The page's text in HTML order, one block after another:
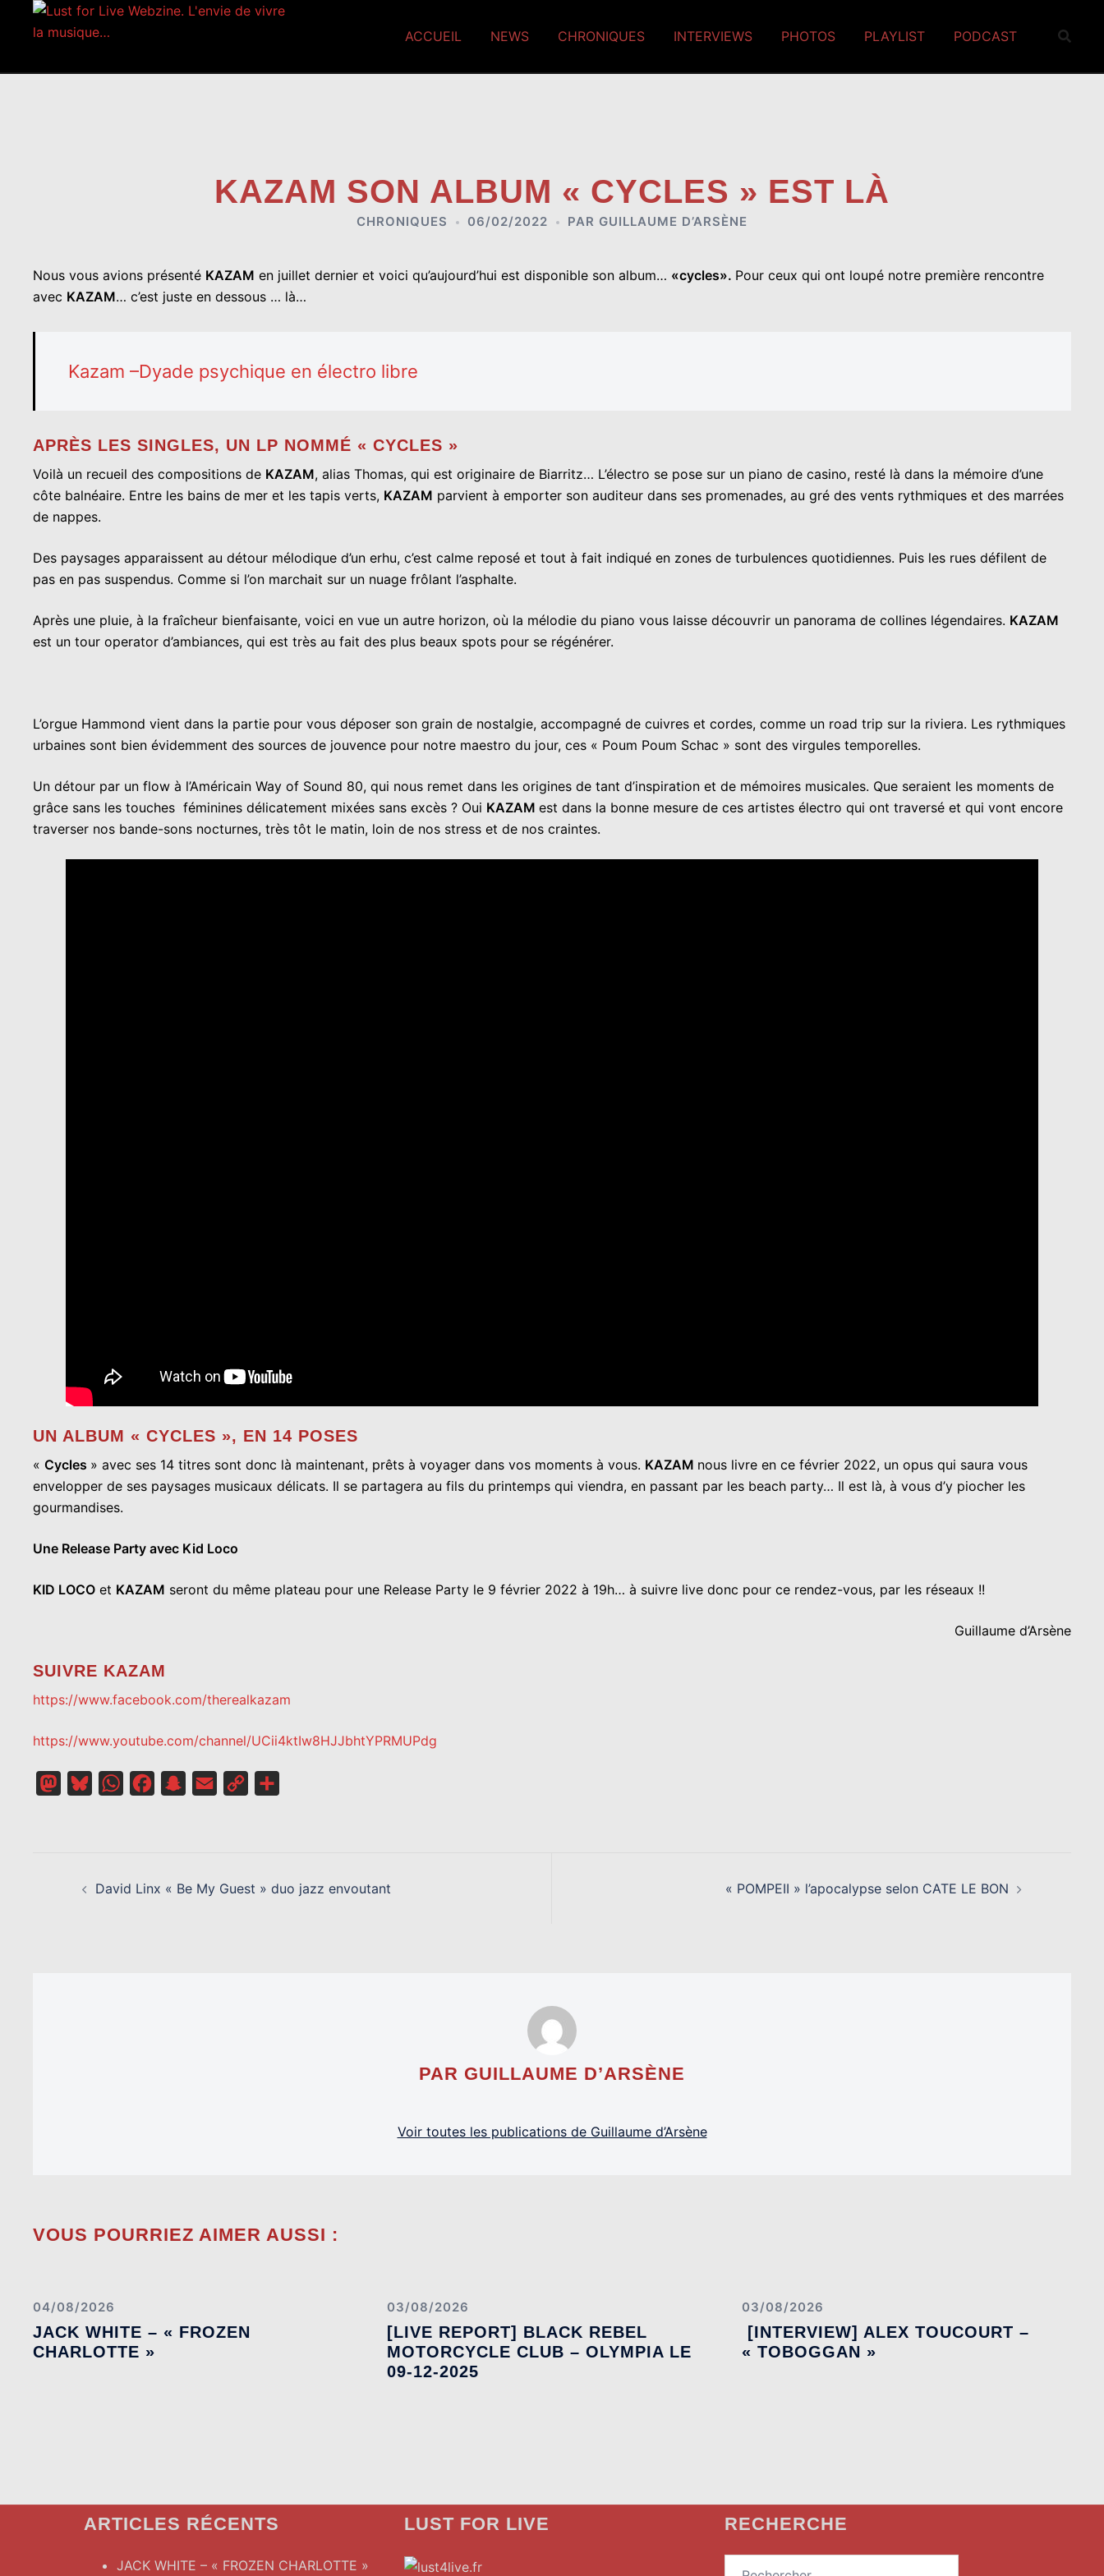
ACCUEIL NEWS CHRONIQUES INTERVIEWS PHOTOS PLAYLIST PODCAST
KAZAM SON ALBUM « CYCLES » EST LÀ
CHRONIQUES 06/02/2022 PAR GUILLAUME D’ARSÈNE
Nous vous avions présenté KAZAM en juillet dernier et voici qu’aujourd’hui est disponible son album… «cycles». Pour ceux qui ont loupé notre première rencontre
avec KAZAM… c’est juste en dessous … là…
Kazam –Dyade psychique en électro libre
APRÈS LES SINGLES, UN LP NOMMÉ « CYCLES »
Voilà un recueil des compositions de KAZAM, alias Thomas, qui est originaire de Biarritz… L’électro se pose sur un piano de casino, resté là dans la mémoire d’une
côte balnéaire. Entre les bains de mer et les tapis verts, KAZAM parvient à emporter son auditeur dans ses promenades, au gré des vents rythmiques et des marrées
de nappes.
Des paysages apparaissent au détour mélodique d’un erhu, c’est calme reposé et tout à fait indiqué en zones de turbulences quotidiennes. Puis les rues défilent de
pas en pas suspendus. Comme si l’on marchait sur un nuage frôlant l’asphalte.
Après une pluie, à la fraîcheur bienfaisante, voici en vue un autre horizon, où la mélodie du piano vous laisse découvrir un panorama de collines légendaires. KAZAM
est un tour operator d’ambiances, qui est très au fait des plus beaux spots pour se régénérer.
L’orgue Hammond vient dans la partie pour vous déposer son grain de nostalgie, accompagné de cuivres et cordes, comme un road trip sur la riviera. Les rythmiques
urbaines sont bien évidemment des sources de jouvence pour notre maestro du jour, ces « Poum Poum Schac » sont des virgules temporelles.
Un détour par un flow à l’Américain Way of Sound 80, qui nous remet dans les origines de tant d’inspiration et de mémoires musicales. Que seraient les moments de
grâce sans les touches féminines délicatement mixées sans excès ? Oui KAZAM est dans la bonne mesure de ces artistes électro qui ont traversé et qui vont encore
traverser nos bande-sons nocturnes, très tôt le matin, loin de nos stress et de nos craintes.
UN ALBUM « CYCLES », EN 14 POSES
« Cycles » avec ses 14 titres sont donc là maintenant, prêts à voyager dans vos moments à vous. KAZAM nous livre en ce février 2022, un opus qui saura vous
envelopper de ses paysages musicaux délicats. Il se partagera au fils du printemps qui viendra, en passant par les beach party… Il est là, à vous d’y piocher les
gourmandises.
Une Release Party avec Kid Loco
KID LOCO et KAZAM seront du même plateau pour une Release Party le 9 février 2022 à 19h… à suivre live donc pour ce rendez-vous, par les réseaux !!
Guillaume d’Arsène
SUIVRE KAZAM
https://www.facebook.com/therealkazam
https://www.youtube.com/channel/UCii4ktIw8HJJbhtYPRMUPdg
MastodonBlueskyWhatsAppFacebookSnapchat
Email
Copy
D’ARTICLE
David Linx « Be My Guest » duo jazz envoutant « POMPEII » l’apocalypse selon CATE LE BON
PAR GUILLAUME D’ARSÈNE
Voir toutes les publications de Guillaume d’Arsène
VOUS POURRIEZ AIMER AUSSI :
04/08/2026
JACK WHITE – « FROZEN
CHARLOTTE »
03/08/2026
[LIVE REPORT] BLACK REBEL
MOTORCYCLE CLUB – OLYMPIA LE
09-12-2025
03/08/2026
[INTERVIEW] ALEX TOUCOURT –
« TOBOGGAN »
ARTICLES RÉCENTS
JACK WHITE – « FROZEN CHARLOTTE »
LUST FOR LIVE RECHERCHE